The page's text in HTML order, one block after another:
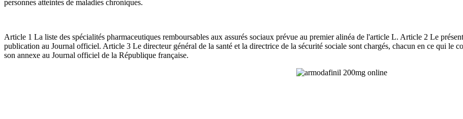
personnes atteintes de maladies chroniques.
Article 1 La liste des spécialités pharmaceutiques remboursables aux assurés sociaux prévue au premier alinéa de l'article L. Article 2 Le
publication au Journal officiel. Article 3 Le directeur général de la santé et la directrice de la sécurité sociale sont chargés, chacun en ce qui le
son annexe au Journal officiel de la République française.